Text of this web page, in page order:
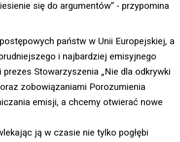
się do argumentów” - przypomina
państw w Unii Europejskiej, a
i najbardziej emisyjnego
Stowarzyszenia „Nie dla odkrywki
zobowiązaniami Porozumienia
emisji, a chcemy otwierać nowe
ją w czasie nie tylko pogłębi